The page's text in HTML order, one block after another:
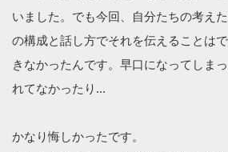
いました。でも今回、自分たちの考え
の構成と話し方でそれを伝えることは
きなかったんです。早口になってしま
れてなかったり...
かなり悔しかったです。